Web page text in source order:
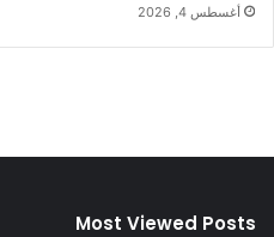
أغسطس 4, 2026
Most Viewed Posts